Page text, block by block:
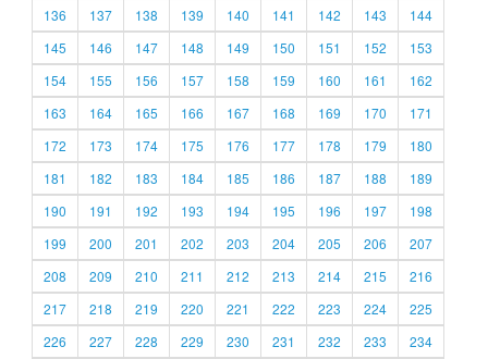
136
137 138 139 140 141 142 143
144
145
146 147 148 149 150 151 152
153
154
155 156 157 158 159 160 161
162
163
164 165 166 167 168 169 170
171
172
173 174 175 176 177 178 179
180
181
182 183 184 185 186 187 188
189
190
191 192 193 194 195 196 197
198
199
200 201 202 203 204 205 206
207
208
209 210 211 212 213 214 215
216
217
218 219 220 221 222 223 224
225
226
227 228 229 230 231 232 233
234